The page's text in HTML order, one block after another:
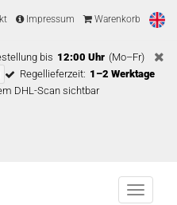
Impressum Warenkorb
bis 12:00 Uhr (Mo–Fr)
Regellieferzeit: 1–2 Werktage
DHL-Scan sichtbar
Menu